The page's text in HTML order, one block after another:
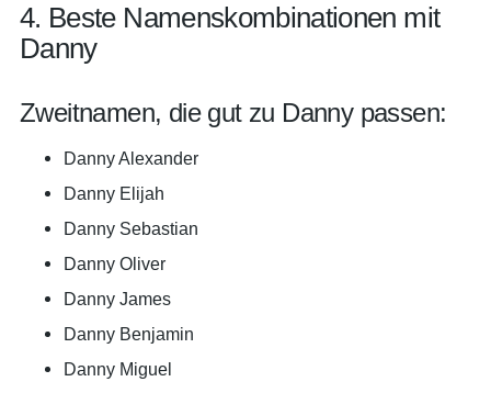
4. Beste Namenskombinationen mit
Danny
Zweitnamen, die gut zu Danny passen:
Danny Alexander
Danny Elijah
Danny Sebastian
Danny Oliver
Danny James
Danny Benjamin
Danny Miguel